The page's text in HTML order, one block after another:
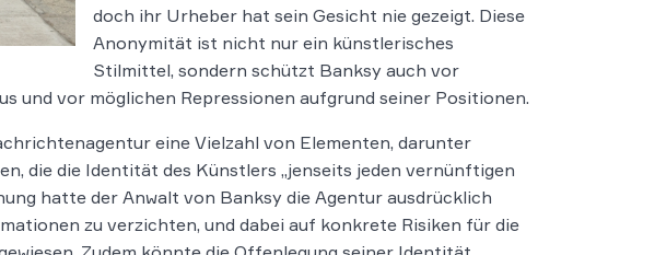
doch ihr Urheber hat sein Gesicht nie gezeigt. Diese
Anonymität ist nicht nur ein künstlerisches
Stilmittel, sondern schützt Banksy auch vor
und vor möglichen Repressionen aufgrund seiner Positionen.
eine Vielzahl von Elementen, darunter
die die Identität des Künstlers „jenseits jeden vernünftigen
hatte der Anwalt von Banksy die Agentur ausdrücklich
zu verzichten, und dabei auf konkrete Risiken für die